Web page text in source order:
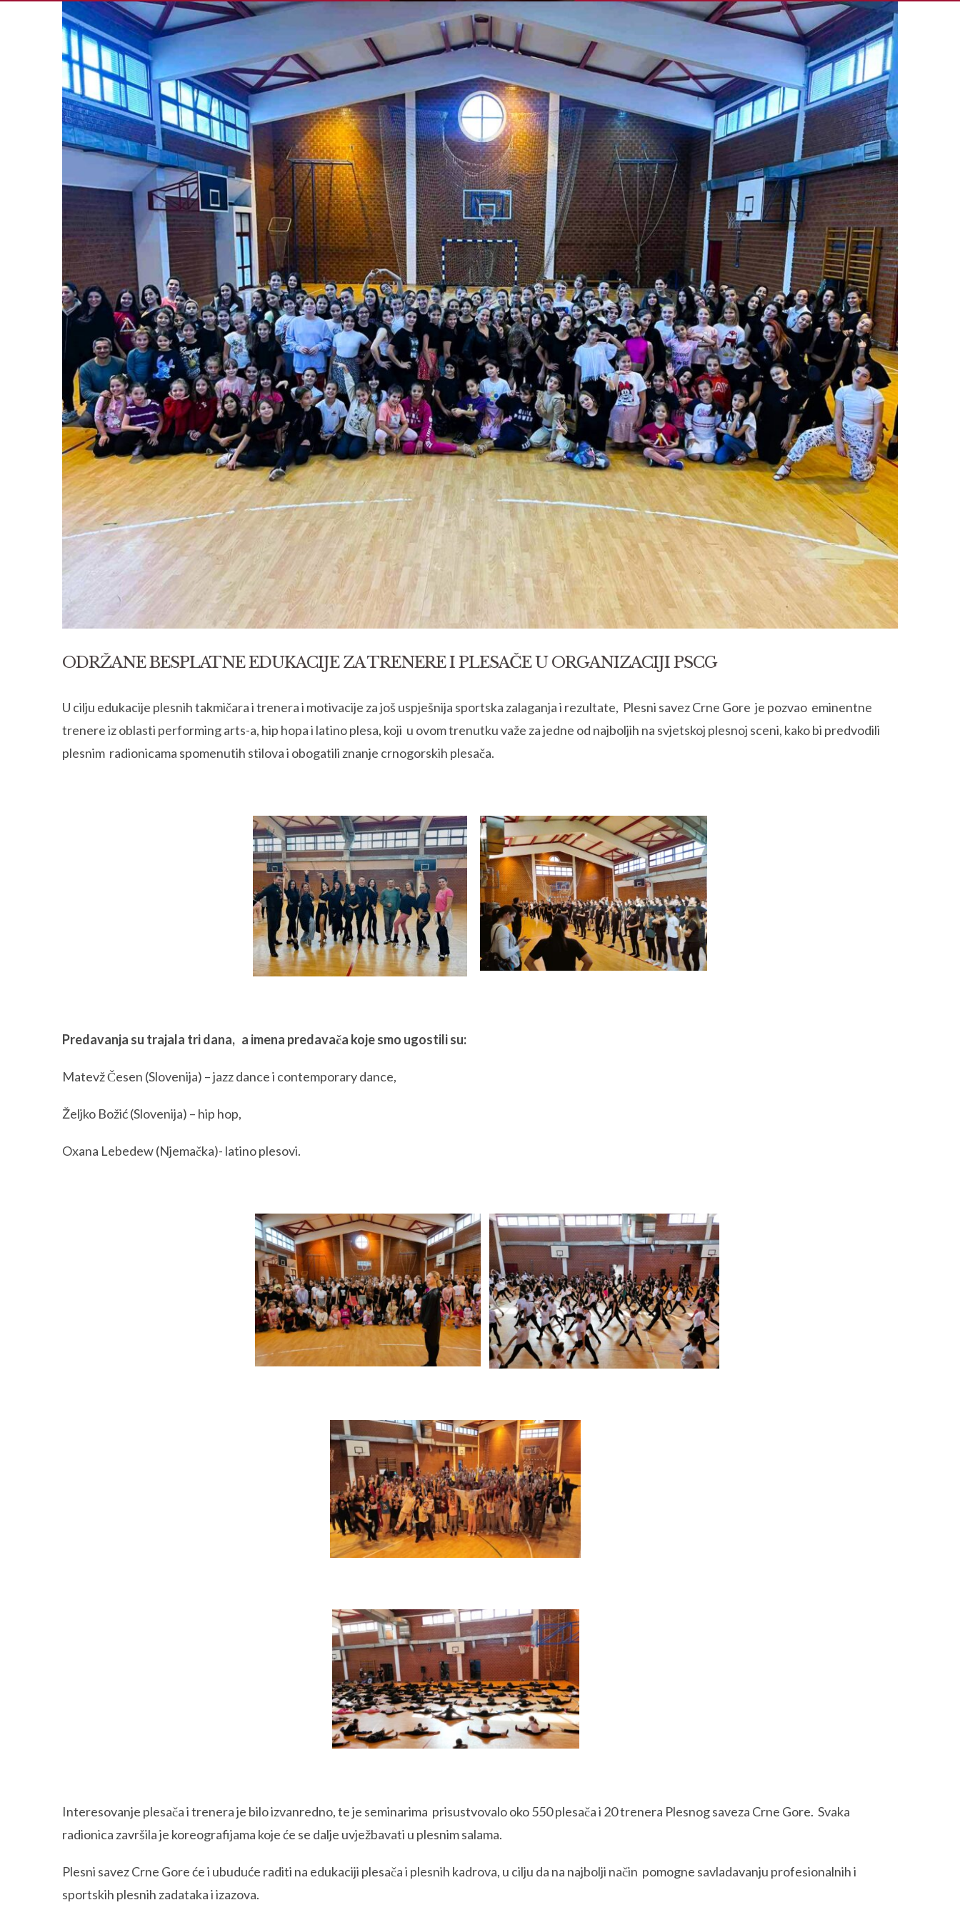
View
Larger
Image
ODRŽANE BESPLATNE EDUKACIJE ZA TRENERE I PLESAČE U ORGANIZACIJI PSCG
U cilju edukacije plesnih takmičara i trenera i motivacije za još uspješnija sportska zalaganja i rezultate, Plesni savez Crne Gore je pozvao eminentne
trenere iz oblasti performing arts-a, hip hopa i latino plesa, koji u ovom trenutku važe za jedne od najboljih na svjetskoj plesnoj sceni, kako bi predvodili
plesnim radionicama spomenutih stilova i obogatili znanje crnogorskih plesača.
Predavanja su trajala tri dana, a imena predavača koje smo ugostili su:
Matevž Česen (Slovenija) – jazz dance i contemporary dance,
Željko Božić (Slovenija) – hip hop,
Oxana Lebedew (Njemačka)- latino plesovi.
Interesovanje plesača i trenera je bilo izvanredno, te je seminarima prisustvovalo oko 550 plesača i 20 trenera Plesnog saveza Crne Gore. Svaka
radionica završila je koreografijama koje će se dalje uvježbavati u plesnim salama.
Plesni savez Crne Gore će i ubuduće raditi na edukaciji plesača i plesnih kadrova, u cilju da na najbolji način pomogne savladavanju profesionalnih i
sportskih plesnih zadataka i izazova.